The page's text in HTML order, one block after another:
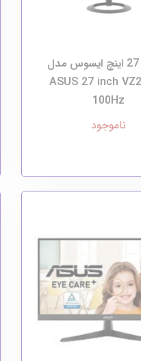
مانیتور 27 اینچ ایسوس مدل
ASUS 27 inch
100Hz
ناموجود